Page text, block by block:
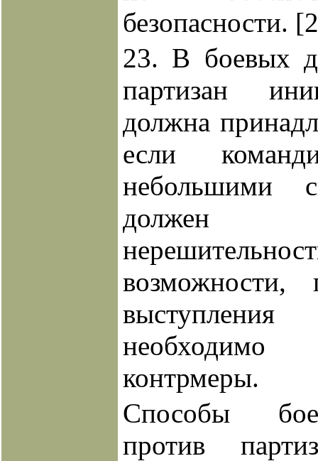
безопасности.
23. В боевых
партизан
должна
если
небольшими
должен
возможности,
необходимо
контрмеры.
Способы
против